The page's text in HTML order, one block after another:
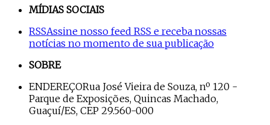
MÍDIAS SOCIAIS
RSSAssine nosso feed RSS e receba nossas
notícias no momento de sua publicação
SOBRE
ENDEREÇORua José Vieira de Souza, nº 120 -
Parque de Exposições, Quincas Machado,
Guaçuí/ES, CEP 29.560-000